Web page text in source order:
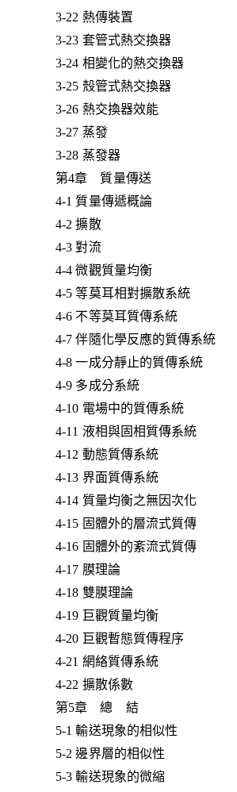
3-22 熱傳裝置
3-23 套管式熱交換器
3-24 相變化的熱交換器
3-25 殼管式熱交換器
3-26 熱交換器效能
3-27 蒸發
3-28 蒸發器
第4章 質量傳送
4-1 質量傳遞概論
4-2 擴散
4-3 對流
4-4 微觀質量均衡
4-5 等莫耳相對擴散系統
4-6 不等莫耳質傳系統
4-7 伴隨化學反應的質傳系統
4-8 一成分靜止的質傳系統
4-9 多成分系統
4-10 電場中的質傳系統
4-11 液相與固相質傳系統
4-12 動態質傳系統
4-13 界面質傳系統
4-14 質量均衡之無因次化
4-15 固體外的層流式質傳
4-16 固體外的紊流式質傳
4-17 膜理論
4-18 雙膜理論
4-19 巨觀質量均衡
4-20 巨觀暫態質傳程序
4-21 網絡質傳系統
4-22 擴散係數
第5章 總 結
5-1 輸送現象的相似性
5-2 邊界層的相似性
5-3 輸送現象的微縮